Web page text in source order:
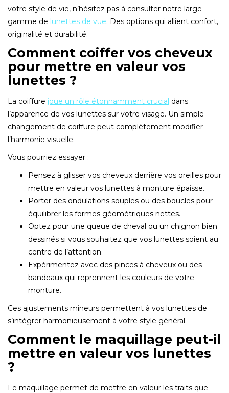
votre style de vie, n’hésitez pas à consulter notre large
gamme de lunettes de vue. Des options qui allient confort,
originalité et durabilité.
Comment coiffer vos cheveux
pour mettre en valeur vos
lunettes ?
La coiffure joue un rôle étonnamment crucial dans
l’apparence de vos lunettes sur votre visage. Un simple
changement de coiffure peut complètement modifier
l’harmonie visuelle.
Vous pourriez essayer :
Pensez à glisser vos cheveux derrière vos oreilles pour
mettre en valeur vos lunettes à monture épaisse.
Porter des ondulations souples ou des boucles pour
équilibrer les formes géométriques nettes.
Optez pour une queue de cheval ou un chignon bien
dessinés si vous souhaitez que vos lunettes soient au
centre de l’attention.
Expérimentez avec des pinces à cheveux ou des
bandeaux qui reprennent les couleurs de votre
monture.
Ces ajustements mineurs permettent à vos lunettes de
s’intégrer harmonieusement à votre style général.
Comment le maquillage peut-il
mettre en valeur vos lunettes
?
Le maquillage permet de mettre en valeur les traits que